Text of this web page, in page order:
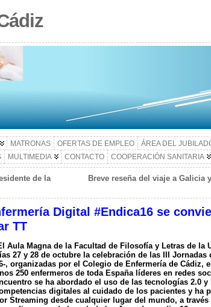
MATRONAS OFERTAS DE EMPLEO ÁREA DEL
MULTIMEDIA CONTACTO COOPERACIÓN SANITARIA
de la
Breve reseña del viaje a Galicia
Digital #Endica16 se
TT
Aula Magna de la Facultad de Filosofía y Letras de la
27 y 28 de octubre la celebración de las III Jornadas
, organizadas por el Colegio de Enfermería de Cádiz,
250 enfermeros de toda España líderes en redes
se ha abordado el uso de las tecnologías 2.0
digitales al cuidado de los pacientes y ha
Streaming desde cualquier lugar del mundo, a